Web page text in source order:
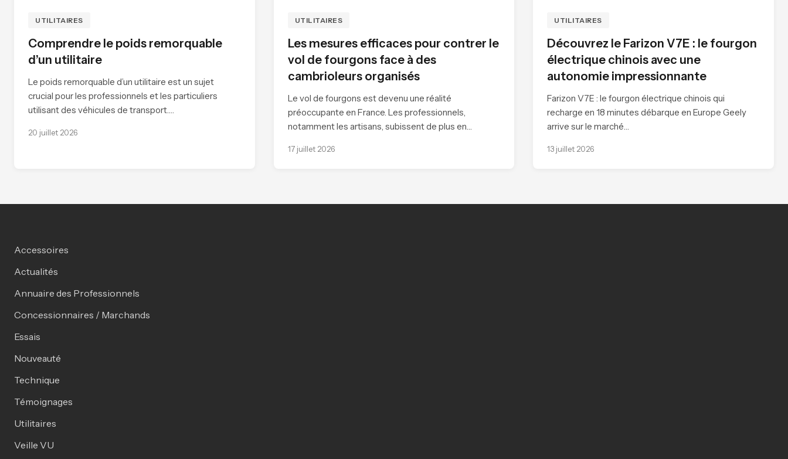
UTILITAIRES
Comprendre le poids remorquable
d’un utilitaire
Le poids remorquable d’un utilitaire est un sujet
crucial pour les professionnels et les particuliers
utilisant des véhicules de transport.…
20 juillet 2026
UTILITAIRES
Les mesures efficaces pour contrer le
vol de fourgons face à des
cambrioleurs organisés
Le vol de fourgons est devenu une réalité
préoccupante en France. Les professionnels,
notamment les artisans, subissent de plus en…
17 juillet 2026
UTILITAIRES
Découvrez le Farizon V7E : le fourgon
électrique chinois avec une
autonomie impressionnante
Farizon V7E : le fourgon électrique chinois qui
recharge en 18 minutes débarque en Europe Geely
arrive sur le marché…
13 juillet 2026
Accessoires
Actualités
Annuaire des Professionnels
Concessionnaires / Marchands
Essais
Nouveauté
Technique
Témoignages
Utilitaires
Veille VU